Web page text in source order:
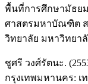
พื้นที่การศึกษามัธย
ศาสตรมหาบัณฑิต
วิทยาลัย มหาวิทยา
ชูศรี วงศ์รัตนะ.
กรุงเทพมหานคร: เ